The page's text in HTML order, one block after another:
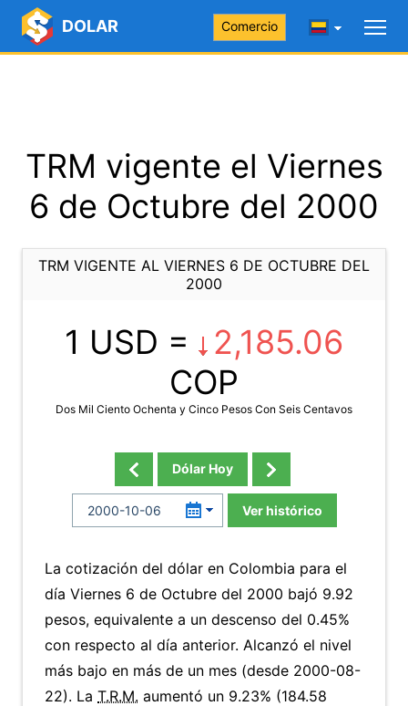
DOLAR Comercio
TRM vigente el Viernes
6 de Octubre del 2000
TRM VIGENTE AL VIERNES 6 DE OCTUBRE DEL
2000
1 USD =
2,185.06
COP
Dos Mil Ciento Ochenta y Cinco Pesos Con Seis Centavos
Dólar Hoy
Ver histórico
La cotización del dólar en Colombia para el
día Viernes 6 de Octubre del 2000 bajó 9.92
pesos, equivalente a un descenso del 0.45%
con respecto al día anterior. Alcanzó el nivel
más bajo en más de un mes (desde 2000-08-
22). La T.R.M. aumentó un 9.23% (184.58